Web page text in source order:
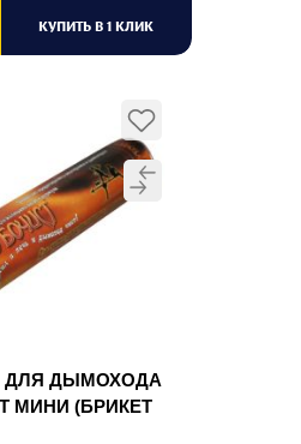
КУПИТЬ В 1 КЛИК
ДЛЯ ДЫМОХОДА
МИНИ (БРИКЕТ